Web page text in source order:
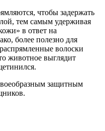
чтобы задержать
тем самым удерживая
в ответ на
более полезно для
волоски
животное выглядит
защитным